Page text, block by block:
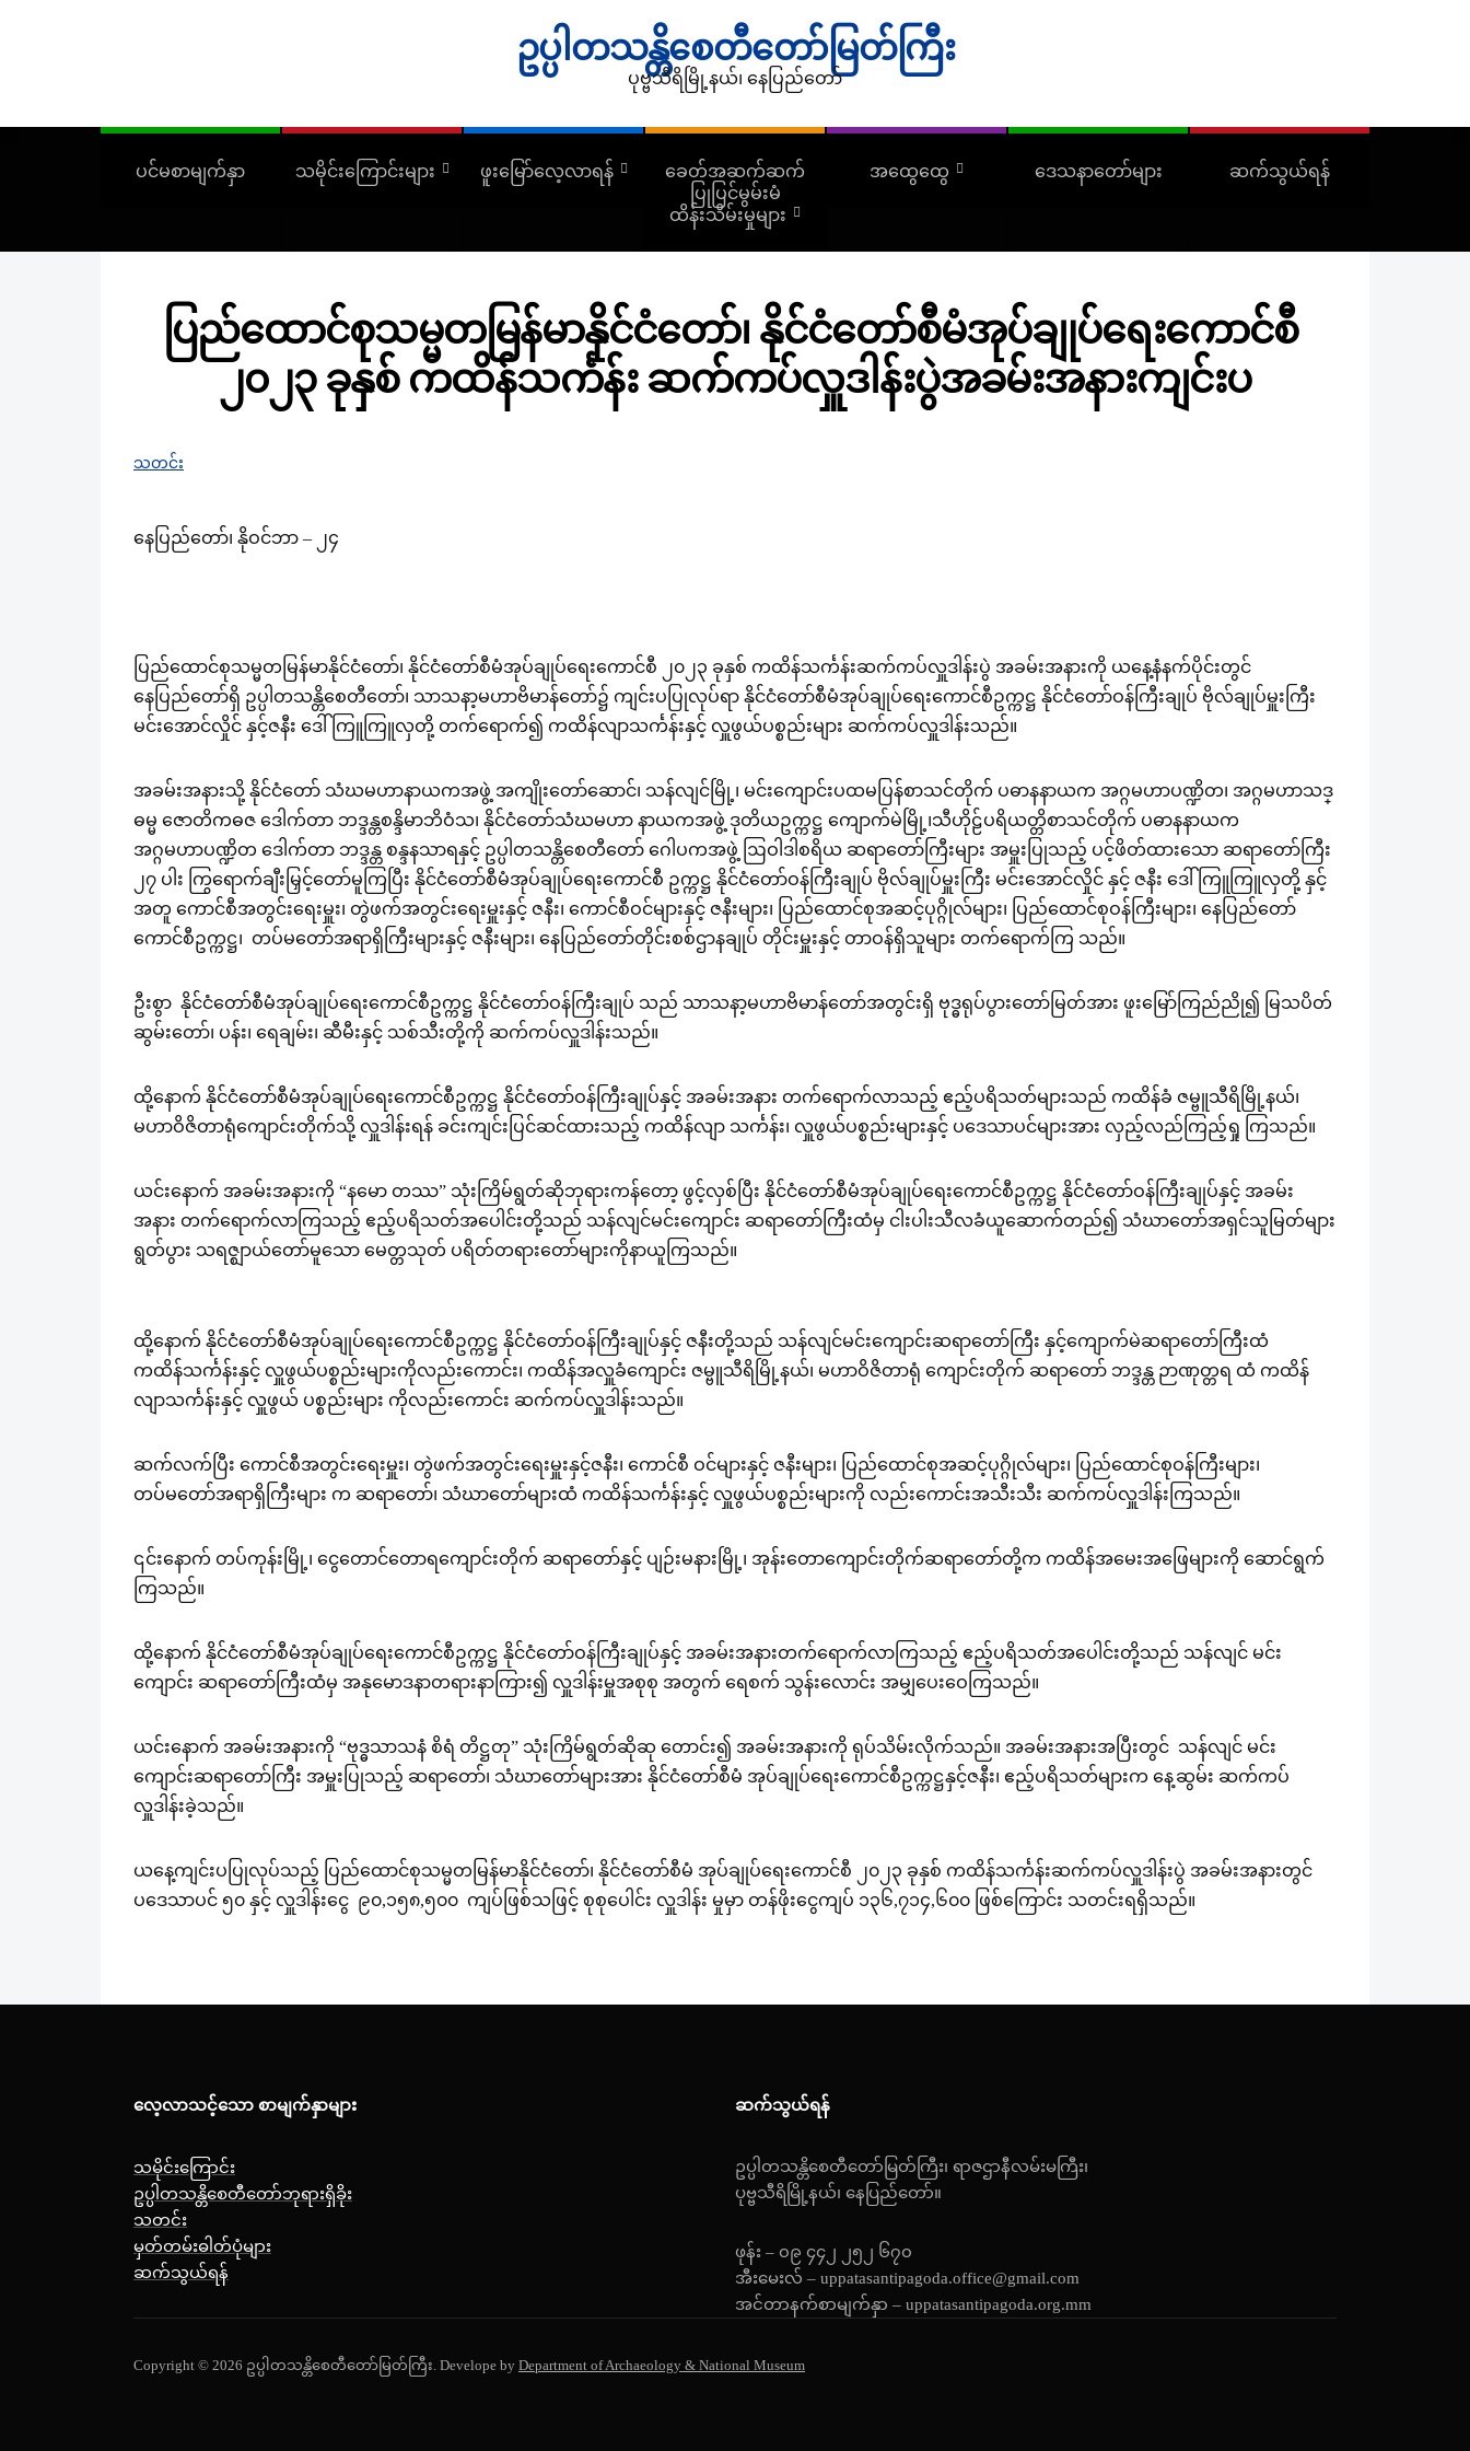
ဥပ္ပါတသန္တိစေတီတော်မြတ်ကြီး
ပုဗ္ဗသီရိမြို့နယ်၊ နေပြည်တော်
ပင်မစာမျက်နှာ သမိုင်းကြောင်းများ ဖူးမြော်လေ့လာရန်
ခေတ်အဆက်ဆက်
ပြုပြင်မွမ်းမံ
ထိန်းသိမ်းမှုများ
အထွေထွေ ဒေသနာတော်များ ဆက်သွယ်ရန်
ပြည်‌ထောင်စုသမ္မတမြန်မာနိုင်ငံတော်၊ နိုင်ငံတော်စီမံအုပ်ချုပ်ရေးကောင်စီ
၂၀၂၃ ခုနှစ် ကထိန်သင်္ကန်း ဆက်ကပ်လှူဒါန်းပွဲအခမ်းအနားကျင်းပ
သတင်း
နေပြည်တော်၊ နိုဝင်ဘာ – ၂၄
ပြည်ထောင်စုသမ္မတမြန်မာနိုင်ငံတော်၊ နိုင်ငံတော်စီမံအုပ်ချုပ်ရေးကောင်စီ ၂၀၂၃ ခုနှစ် ကထိန်သင်္ကန်းဆက်ကပ်လှူဒါန်းပွဲ အခမ်းအနားကို ယနေ့နံနက်ပိုင်းတွင်
နေပြည်တော်ရှိ ဥပ္ပါတသန္တိစေတီတော်၊ သာသနာ့မဟာဗိမာန်တော်၌ ကျင်းပပြုလုပ်ရာ နိုင်ငံတော်စီမံအုပ်ချုပ်ရေးကောင်စီဥက္ကဋ္ဌ နိုင်ငံတော်ဝန်ကြီးချုပ် ဗိုလ်ချုပ်မှူးကြီး
မင်းအောင်လှိုင် နှင့်ဇနီး ဒေါ်ကြူကြူလှတို့ တက်ရောက်၍ ကထိန်လျာသင်္ကန်းနှင့် လှူဖွယ်ပစ္စည်းများ ဆက်ကပ်လှူဒါန်းသည်။
အခမ်းအနားသို့ နိုင်ငံတော် သံဃမဟာနာယကအဖွဲ့ အကျိုးတော်ဆောင်၊ သန်လျင်မြို့၊ မင်းကျောင်းပထမပြန်စာသင်တိုက် ပဓာနနာယက အဂ္ဂမဟာပဏ္ဍိတ၊ အဂ္ဂမဟာသဒ္
ဓမ္မ ဇောတိကဓဇ ဒေါက်တာ ဘဒ္ဒန္တစန္ဒိမာဘိဝံသ၊ နိုင်ငံတော်သံဃမဟာ နာယကအဖွဲ့ ဒုတိယဥက္ကဋ္ဌ ကျောက်မဲမြို့၊သီဟိုဠ်ပရိယတ္တိစာသင်တိုက် ပဓာနနာယက
အဂ္ဂမဟာပဏ္ဍိတ ဒေါက်တာ ဘဒ္ဒန္တ စန္ဒနသာရနှင့် ဥပ္ပါတသန္တိစေတီတော် ဂေါပကအဖွဲ့ ဩဝါဒါစရိယ ဆရာတော်ကြီးများ အမှူးပြုသည့် ပင့်ဖိတ်ထားသော ဆရာတော်ကြီး
၂၇ ပါး ကြွရောက်ချီးမြှင့်တော်မူကြပြီး နိုင်ငံတော်စီမံအုပ်ချုပ်ရေးကောင်စီ ဥက္ကဋ္ဌ နိုင်ငံတော်ဝန်ကြီးချုပ် ဗိုလ်ချုပ်မှူးကြီး မင်းအောင်လှိုင် နှင့် ဇနီး ဒေါ်ကြူကြူလှတို့ နှင့်
အတူ ကောင်စီအတွင်းရေးမှူး၊ တွဲဖက်အတွင်းရေးမှူးနှင့် ဇနီး၊ ကောင်စီဝင်များနှင့် ဇနီးများ၊ ပြည်ထောင်စုအဆင့်ပုဂ္ဂိုလ်များ၊ ပြည်ထောင်စုဝန်ကြီးများ၊ နေပြည်တော်
ကောင်စီဥက္ကဋ္ဌ၊ တပ်မတော်အရာရှိကြီးများနှင့် ဇနီးများ၊ နေပြည်တော်တိုင်းစစ်ဌာနချုပ် တိုင်းမှူးနှင့် တာဝန်ရှိသူများ တက်ရောက်ကြ သည်။
ဦးစွာ နိုင်ငံတော်စီမံအုပ်ချုပ်ရေးကောင်စီဥက္ကဋ္ဌ နိုင်ငံတော်ဝန်ကြီးချုပ် သည် သာသနာ့မဟာဗိမာန်တော်အတွင်းရှိ ဗုဒ္ဓရုပ်ပွားတော်မြတ်အား ဖူးမြော်ကြည်ညို၍ မြသပိတ်
ဆွမ်းတော်၊ ပန်း၊ ရေချမ်း၊ ဆီမီးနှင့် သစ်သီးတို့ကို ဆက်ကပ်လှူဒါန်းသည်။
ထို့နောက် နိုင်ငံတော်စီမံအုပ်ချုပ်ရေးကောင်စီဥက္ကဋ္ဌ နိုင်ငံတော်ဝန်ကြီးချုပ်နှင့် အခမ်းအနား တက်ရောက်လာသည့် ဧည့်ပရိသတ်များသည် ကထိန်ခံ ဇမ္ဗူသီရိမြို့နယ်၊
မဟာဝိဇိတာရုံကျောင်းတိုက်သို့ လှူဒါန်းရန် ခင်းကျင်းပြင်ဆင်ထားသည့် ကထိန်လျာ သင်္ကန်း၊ လှူဖွယ်ပစ္စည်းများနှင့် ပဒေသာပင်များအား လှည့်လည်ကြည့်ရှု ကြသည်။
ယင်းနောက် အခမ်းအနားကို “နမော တဿ” သုံးကြိမ်ရွတ်ဆိုဘုရားကန်တော့ ဖွင့်လှစ်ပြီး နိုင်ငံတော်စီမံအုပ်ချုပ်ရေးကောင်စီဥက္ကဋ္ဌ နိုင်ငံတော်ဝန်ကြီးချုပ်နှင့် အခမ်း
အနား တက်ရောက်လာကြသည့် ဧည့်ပရိသတ်အပေါင်းတို့သည် သန်လျင်မင်းကျောင်း ဆရာတော်ကြီးထံမှ ငါးပါးသီလခံယူဆောက်တည်၍ သံဃာတော်အရှင်သူမြတ်များ
ရွတ်ပွား သရဇ္ဈာယ်တော်မူသော ‌မေတ္တသုတ် ပရိတ်တရားတော်များကိုနာယူကြသည်။
ထို့နောက် နိုင်ငံတော်စီမံအုပ်ချုပ်ရေးကောင်စီဥက္ကဋ္ဌ နိုင်ငံတော်ဝန်ကြီးချုပ်နှင့် ဇနီးတို့သည် သန်လျင်မင်းကျောင်းဆရာတော်ကြီး နှင့်ကျောက်မဲဆရာတော်ကြီးထံ
ကထိန်သင်္ကန်းနှင့် လှူဖွယ်ပစ္စည်းများကိုလည်းကောင်း၊ ကထိန်အလှူခံကျောင်း ဇမ္ဗူသီရိမြို့နယ်၊ မဟာဝိဇိတာရုံ ကျောင်းတိုက် ဆရာတော် ဘဒ္ဒန္တ ဉာဏုတ္တရ ထံ ကထိန်
လျာသင်္ကန်းနှင့် လှူဖွယ် ပစ္စည်းများ ကိုလည်းကောင်း ဆက်ကပ်လှူဒါန်းသည်။
ဆက်လက်ပြီး ကောင်စီအတွင်းရေးမှူး၊ တွဲဖက်အတွင်းရေးမှူးနှင့်ဇနီး၊ ကောင်စီ ဝင်များနှင့် ဇနီးများ၊ ပြည်ထောင်စုအဆင့်ပုဂ္ဂိုလ်များ၊ ပြည်ထောင်စုဝန်ကြီးများ၊
တပ်မတော်အရာရှိကြီးများ က ဆရာတော်၊ သံဃာတော်များထံ ကထိန်သင်္ကန်းနှင့် လှူဖွယ်ပစ္စည်းများကို လည်းကောင်းအသီးသီး ဆက်ကပ်လှူဒါန်းကြသည်။
၎င်းနောက် တပ်ကုန်းမြို့၊ ငွေတောင်တောရကျောင်းတိုက် ဆရာတော်နှင့် ပျဉ်းမနားမြို့၊ အုန်းတောကျောင်းတိုက်ဆရာတော်တို့က ကထိန်အမေးအဖြေများကို ဆောင်ရွက်
ကြသည်။
ထို့နောက် နိုင်ငံတော်စီမံအုပ်ချုပ်ရေးကောင်စီဥက္ကဋ္ဌ နိုင်ငံတော်ဝန်ကြီးချုပ်နှင့် အခမ်းအနားတက်ရောက်လာကြသည့် ဧည့်ပရိသတ်အပေါင်းတို့သည် သန်လျင် မင်း
ကျောင်း ဆရာတော်ကြီးထံမှ အနုမောဒနာတရားနာကြား၍ လှူဒါန်းမှူအစုစု အတွက် ရေစက် သွန်းလောင်း အမျှပေးဝေကြသည်။
ယင်းနောက် အခမ်းအနားကို “ဗုဒ္ဓသာသနံ စိရံ တိဋ္ဌတု” သုံးကြိမ်ရွတ်ဆိုဆု တောင်း၍ အခမ်းအနားကို ရုပ်သိမ်းလိုက်သည်။ အခမ်းအနားအပြီးတွင် သန်လျင် မင်း
ကျောင်းဆရာတော်ကြီး အမှူးပြုသည့် ဆရာတော်၊ သံဃာတော်များအား နိုင်ငံတော်စီမံ အုပ်ချုပ်ရေးကောင်စီဥက္ကဋ္ဌနှင့်ဇနီး၊ ဧည့်ပရိသတ်များက နေ့ဆွမ်း ဆက်ကပ်
လှူဒါန်းခဲ့သည်။
ယနေ့ကျင်းပပြုလုပ်သည့် ပြည်ထောင်စုသမ္မတမြန်မာနိုင်ငံတော်၊ နိုင်ငံတော်စီမံ အုပ်ချုပ်ရေးကောင်စီ ၂၀၂၃ ခုနှစ် ကထိန်သင်္ကန်းဆက်ကပ်လှူဒါန်းပွဲ အခမ်းအနားတွင်
ပဒေသာပင် ၅၀ နှင့် လှူဒါန်းငွေ ၉၀,၁၅၈,၅၀၀ ကျပ်ဖြစ်သဖြင့် စုစုပေါင်း လှူဒါန်း မှုမှာ တန်ဖိုးငွေကျပ် ၁၃၆,၇၁၄,၆၀၀ ဖြစ်ကြောင်း သတင်းရရှိသည်။
လေ့လာသင့်သော စာမျက်နှာများ
သမိုင်းကြောင်း
ဥပ္ပါတသန္တိစေတီတော်ဘုရားရှိခိုး
သတင်း
မှတ်တမ်းဓါတ်ပုံများ
ဆက်သွယ်ရန်
ဆက်သွယ်ရန်
ဥပ္ပါတသန္တိစေတီတော်မြတ်ကြီး၊ ရာဇဌာနီလမ်းမကြီး၊
ပုဗ္ဗသီရိမြို့နယ်၊ နေပြည်တော်။
ဖုန်း – ၀၉ ၄၄၂ ၂၅၂ ၆၇၀
အီးမေးလ် – uppatasantipagoda.office@gmail.com
အင်တာနက်စာမျက်နှာ – uppatasantipagoda.org.mm
Copyright © 2026 ဥပ္ပါတသန္တိစေတီတော်မြတ်ကြီး. Develope by Department of Archaeology & National Museum